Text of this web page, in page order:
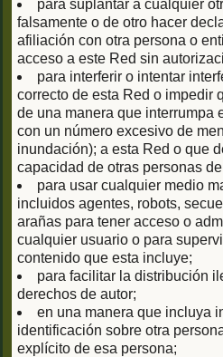
para suplantar a cualquier
falsamente o de otro hacer
afiliación con otra persona o
acceso a este Red sin
para interferir o intentar
correcto de esta Red o impedir
de una manera que interrumpa
con un número excesivo de
inundación); a esta Red o que
capacidad de otras personas
para usar cualquier medio
incluidos agentes, robots,
arañas para tener acceso o
cualquier usuario o para
contenido que esta incluye;
para facilitar la distribución
derechos de autor;
en una manera que incluya
identificación sobre otra
explícito de esa persona;